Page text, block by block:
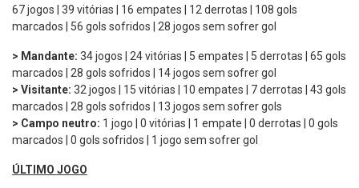
67 jogos | 39 vitórias | 16 empates | 12 derrotas | 108 gols
marcados | 56 gols sofridos | 28 jogos sem sofrer gol
> Mandante: 34 jogos | 24 vitórias | 5 empates | 5 derrotas | 65 gols
marcados | 28 gols sofridos | 14 jogos sem sofrer gol
> Visitante: 32 jogos | 15 vitórias | 10 empates | 7 derrotas | 43 gols
marcados | 28 gols sofridos | 13 jogos sem sofrer gols
> Campo neutro: 1 jogo | 0 vitórias | 1 empate | 0 derrotas | 0 gols
marcados | 0 gols sofridos | 1 jogo sem sofrer gol
ÚLTIMO JOGO